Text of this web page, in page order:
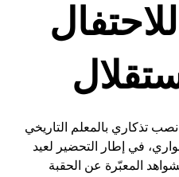
تذكاري بالمعلم التاريخي
في إطار التحضير لعيد
المعبّرة عن الحقبة